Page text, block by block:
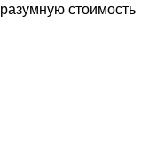
разумную стоимость